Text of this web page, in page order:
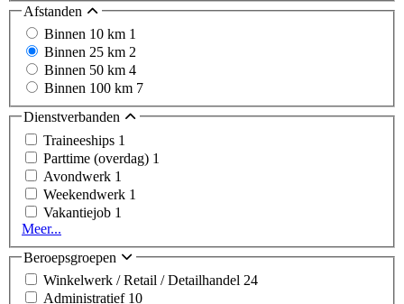
Afstanden
Binnen 10 km 1
Binnen 25 km 2
Binnen 50 km 4
Binnen 100 km 7
Dienstverbanden
Traineeships 1
Parttime (overdag) 1
Avondwerk 1
Weekendwerk 1
Vakantiejob 1
Meer...
Beroepsgroepen
Winkelwerk / Retail / Detailhandel 24
Administratief 10